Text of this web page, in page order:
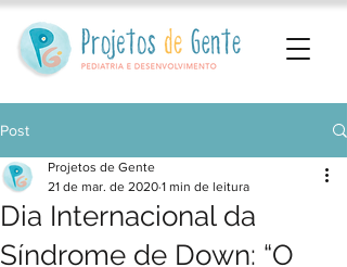
Post
Dia Internacional da
Síndrome de Down: “O
Projetos de Gente
21 de mar. de 2020 1 min de leitura